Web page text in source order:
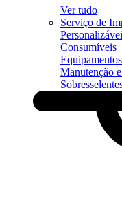
Ver tudo
Serviço de
Consumíveis
Manutenção